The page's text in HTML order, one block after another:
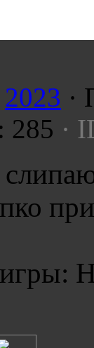
2023 ·
285 ·